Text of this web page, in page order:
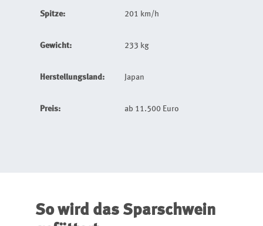
Spitze: 201 km/h
Gewicht: 233 kg
Herstellungsland: Japan
Preis: ab 11.500 Euro
So wird das Sparschwein